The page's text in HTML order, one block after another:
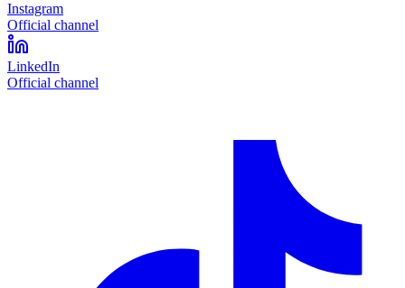
Instagram
Official channel
LinkedIn
Official channel